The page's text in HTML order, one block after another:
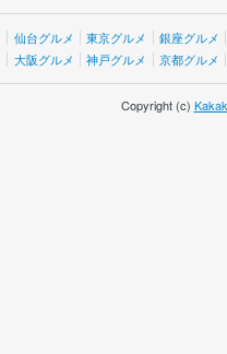
仙台グルメ 東京グルメ
銀座グルメ
大阪グルメ 神戸グルメ 京都グルメ
Copyright (c)